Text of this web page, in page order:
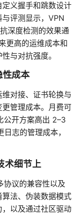
义握手和跳数设计
评测显示，VPN
深度检测的效果通
更高的运维成本和
与对抗强度。
成本
对接、证书轮换与
管理成本。月费可
公开方案高出 2–3
志的管理成本，
术细节上
协议的兼容性以及
法、伪装数据模式
以及通过社区驱动